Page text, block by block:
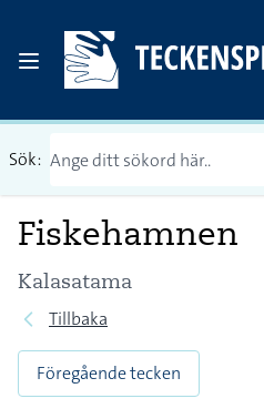
Sök:
Fiskehamnen
Kalasatama
Tillbaka
Föregående tecken